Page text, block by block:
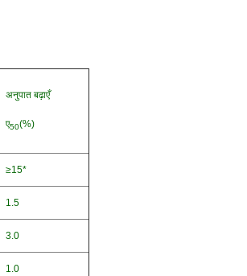
अनुपात बढ़ाएँ
ए50(%)
≥15*
1.5
3.0
1.0